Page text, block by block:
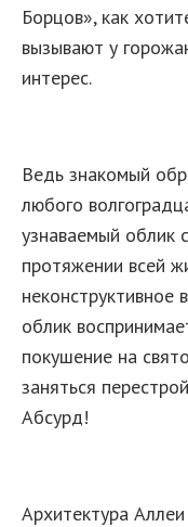
Борцов», как
вызывают у
интерес.
Ведь знакомый
любого
узнаваемый облик
протяжении всей
неконструктивное
облик
покушение на
заняться
Абсурд!
Архитектура